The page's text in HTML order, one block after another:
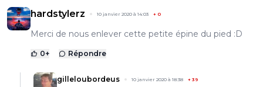
hardstylerz 10 janvier 2020 à 14:03 + 0
Merci de nous enlever cette petite épine du pied :D
0+ Répondre
gilleloubordeus 10 janvier 2020 à 18:38 + 39